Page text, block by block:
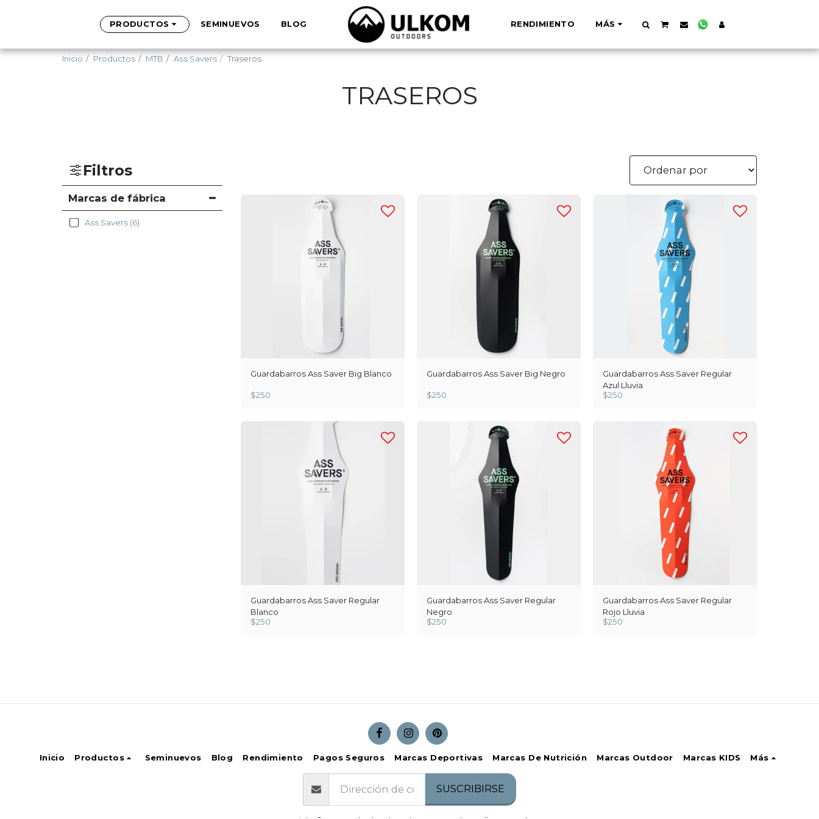
PRODUCTOS SEMINUEVOS BLOG RENDIMIENTO MÁS
Inicio Productos MTB Ass Savers Traseros
TRASEROS
Filtros
Marcas de fábrica
Ass Savers(6)
Guardabarros Ass Saver Big Blanco
$250
Guardabarros Ass Saver Big Negro
$250
Guardabarros Ass Saver Regular
Azul Lluvia
$250
Guardabarros Ass Saver Regular
Blanco
$250
Guardabarros Ass Saver Regular
Negro
$250
Guardabarros Ass Saver Regular
Rojo Lluvia
$250
Inicio Productos Seminuevos Blog Rendimiento Pagos Seguros Marcas Deportivas Marcas De Nutrición Marcas Outdoor Marcas KIDS Más
SUSCRIBIRSE